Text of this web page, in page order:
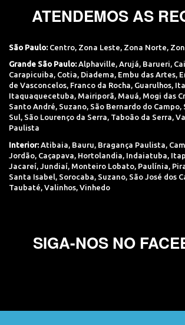
ATENDEMOS AS
São Paulo: Centro, Zona Leste, Zona Norte,
Grande São Paulo: Alphaville, Arujá, Barueri,
Carapicuiba, Cotia, Diadema, Embu das Artes,
de Vasconcelos, Franco da Rocha, Guarulhos,
Itaquaquecetuba, Mairiporã, Mauá, Mogi das
Santo André, Suzano, São Bernardo do Campo,
Sul, São Lourenço da Serra, Taboão da Serra,
Paulista
Interior: Atibaia, Bauru, Bragança Paulista,
Jordão, Caçapava, Hortolandia, Indaiatuba,
Jacareí, Jundiaí, Monteiro Lobato, Paulínia,
Santa Isabel, Sorocaba, Suzano, São José dos
Taubaté, Valinhos, Vinhedo
SIGA-NOS NO